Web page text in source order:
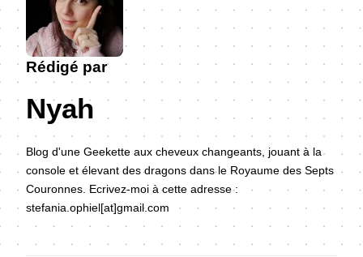
Rédigé par
Nyah
Blog d'une Geekette aux cheveux changeants, jouant à la
console et élevant des dragons dans le Royaume des Septs
Couronnes. Ecrivez-moi à cette adresse :
stefania.ophiel[at]gmail.com